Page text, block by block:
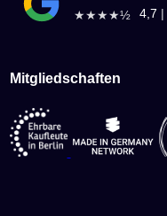
★★★★½
4,7 |
Mitgliedschaften